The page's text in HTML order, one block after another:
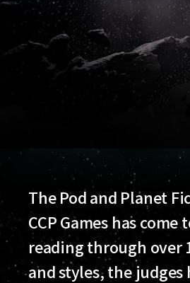
The Pod and Planet
CCP Games has
reading through over
and styles, the